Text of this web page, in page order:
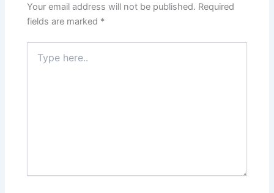
Your email address will not be published. Required
fields are marked *
here..